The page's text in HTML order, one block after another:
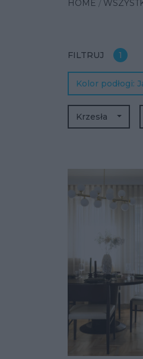
HOME
FILTRUJ 1
Krzesła
Kolor podłogi